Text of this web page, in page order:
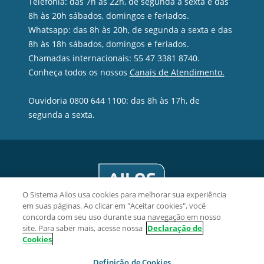
8h às 20h sábados, domingos e feriados.
Whatsapp: das 8h às 20h, de segunda a sexta e das
8h às 18h sábados, domingos e feriados.
Chamadas internacionais: 55 47 3381 8740.
Conheça todos os nossos Canais de Atendimento.
Ouvidoria 0800 644 1100: das 8h às 17h, de
segunda a sexta.
Acredicoop Cooperativa de Crédito - CNPJ 03.461.243/0001-15
O Sistema Ailos usa cookies para melhorar sua experiência
em suas páginas. Ao clicar em "Aceitar cookies", você
concorda com seu uso durante sua navegação em nosso
site. Para saber mais, acesse nossa Declaração de
Cookies